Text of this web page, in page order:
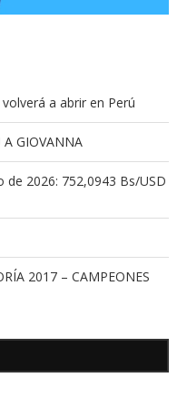
a abrir en Perú
A GIOVANNA
de 2026: 752,0943 Bs/USD
2017 – CAMPEONES